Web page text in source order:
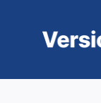
springen